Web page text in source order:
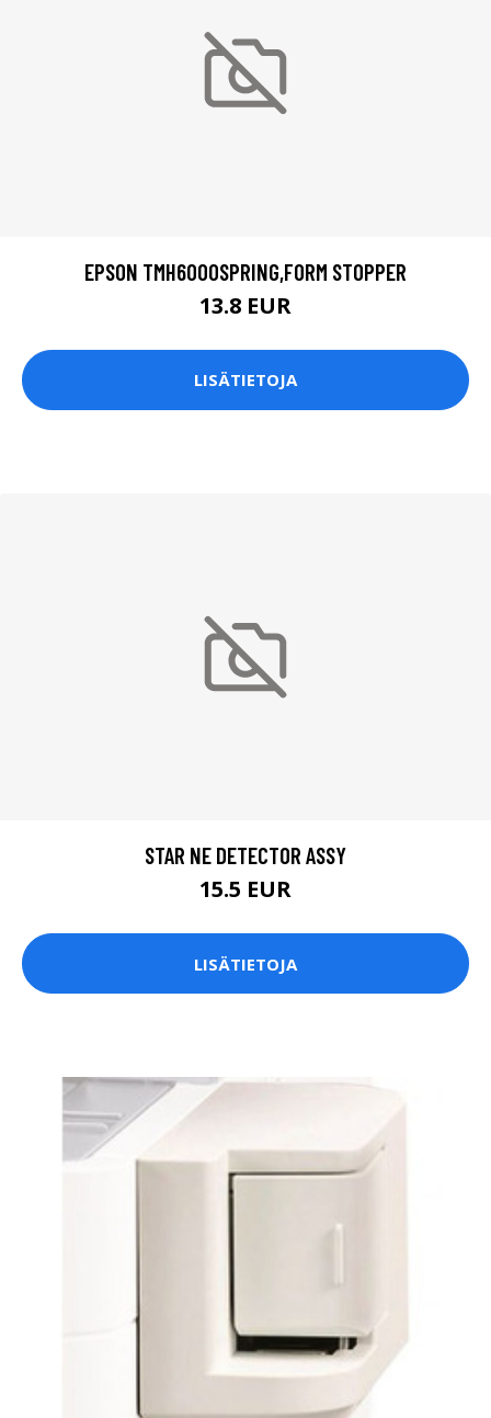
EPSON TMH6000SPRING,FORM STOPPER
13.8 EUR
LISÄTIETOJA
STAR NE DETECTOR ASSY
15.5 EUR
LISÄTIETOJA